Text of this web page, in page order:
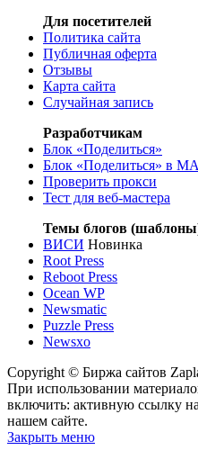
Для посетителей
Политика сайта
Публичная оферта
Отзывы
Карта сайта
Случайная запись
Разработчикам
Блок «Поделиться»
Блок «Поделиться» в
Проверить прокси
Тест для веб-мастера
Темы блогов
ВИСИ Новинка
Root Press
Reboot Press
Ocean WP
Newsmatic
Puzzle Press
Newsxo
Copyright © Биржа сайтов
При использовании
включить: активную ссылку
нашем сайте.
Закрыть меню